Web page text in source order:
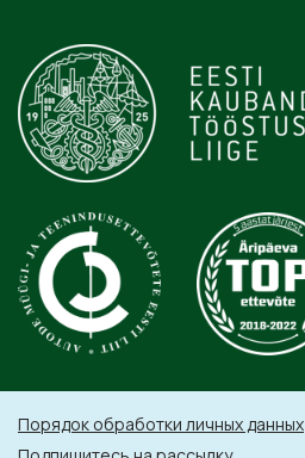
Порядок обработки личных данных